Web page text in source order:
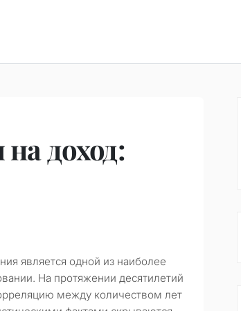
доход:
является одной из наиболее
На протяжении десятилетий
между количеством лет